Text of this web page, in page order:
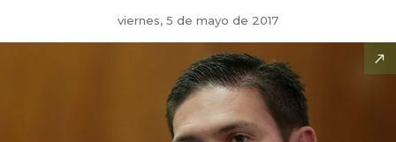
viernes, 5 de mayo de 2017